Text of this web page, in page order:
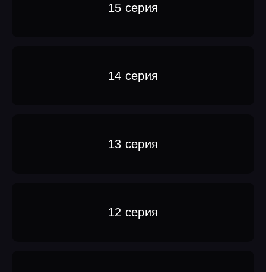
15 серия
14 серия
13 серия
12 серия